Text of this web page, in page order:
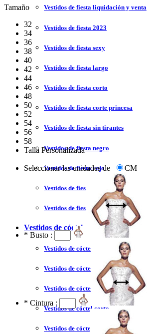
Vestidos de fiesta liquidación y venta
Vestidos de fiesta 2023
Vestidos de fiesta sexy
Vestidos de fiesta largo
Vestidos de fiesta corto
Vestidos de fiesta corte princesa
Vestidos de fiesta sin tirantes
Vestidos de fiesta negro
Vestidos de fiesta rojo
Vestidos de fiesta amarillo
Vestidos de fiesta azul
Vestidos de cóctel
Vestidos de cóctel liquidación y venta
Vestidos de cóctel 2023
Vestidos de cóctel largo
Vestidos de cóctel corto
Vestidos de cóctel tallas grandes
Tamaño
32
34
36
38
40
42
44
46
48
50
52
54
56
58
Talla Personalizada
Seleccionar las unidades de CM
* Busto :
* Cintura :